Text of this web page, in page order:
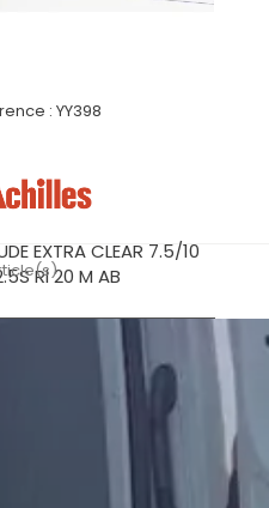
: YY398
EXTRA CLEAR 7.5/10
Rl 20 M AB